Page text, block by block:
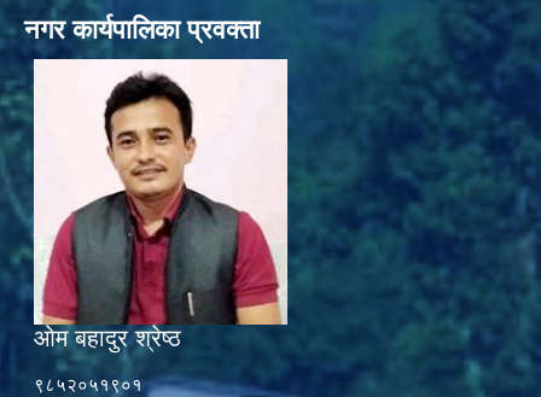
नगर कार्यपालिका प्रवक्ता
ओम बहादुर श्रेष्ठ
९८५२०५१९०१